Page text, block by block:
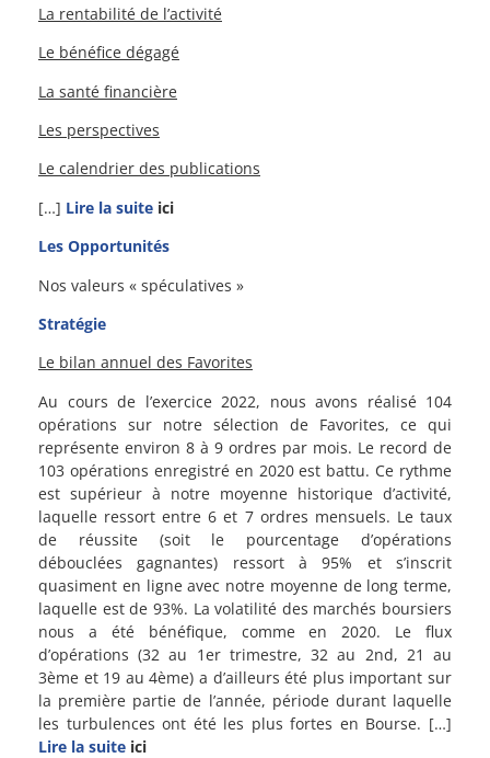
La rentabilité de l’activité
Le bénéfice dégagé
La santé financière
Les perspectives
Le calendrier des publications
[…] Lire la suite ici
Les Opportunités
Nos valeurs « spéculatives »
Stratégie
Le bilan annuel des Favorites
Au cours de l’exercice 2022, nous avons réalisé 104
opérations sur notre sélection de Favorites, ce qui
représente environ 8 à 9 ordres par mois. Le record de
103 opérations enregistré en 2020 est battu. Ce rythme
est supérieur à notre moyenne historique d’activité,
laquelle ressort entre 6 et 7 ordres mensuels. Le taux
de réussite (soit le pourcentage d’opérations
débouclées gagnantes) ressort à 95% et s’inscrit
quasiment en ligne avec notre moyenne de long terme,
laquelle est de 93%. La volatilité des marchés boursiers
nous a été bénéfique, comme en 2020. Le flux
d’opérations (32 au 1er trimestre, 32 au 2nd, 21 au
3ème et 19 au 4ème) a d’ailleurs été plus important sur
la première partie de l’année, période durant laquelle
les turbulences ont été les plus fortes en Bourse. […]
Lire la suite ici